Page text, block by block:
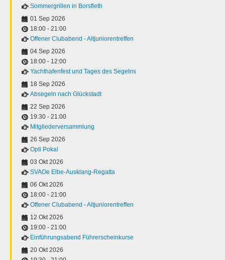
Sommergrillen in Borsfleth
01 Sep 2026
18:00 - 21:00
Offener Clubabend - Altjuniorentreffen
04 Sep 2026
18:00 - 12:00
Yachthafenfest und Tages des Segelns
18 Sep 2026
Absegeln nach Glückstadt
22 Sep 2026
19:30 - 21:00
Mitgliederversammlung
26 Sep 2026
Opti Pokal
03 Okt 2026
SVAOe Elbe-Ausklang-Regatta
06 Okt 2026
18:00 - 21:00
Offener Clubabend - Altjuniorentreffen
12 Okt 2026
19:00 - 21:00
Einführungsabend Führerscheinkurse
20 Okt 2026